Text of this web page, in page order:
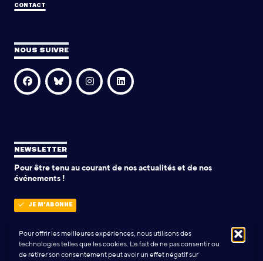
Pour offrir les meilleures expériences, nous utilisons des
technologies telles que les cookies. Le fait de ne pas consentir ou
de retirer son consentement peut avoir un effet négatif sur
CONTACT
NOUS SUIVRE
NEWSLETTER
Pour être tenu au courant de nos actualités et de nos
événements !
JE M'ABONNE
POLITIQUE DE CONFIDENTIALITÉ